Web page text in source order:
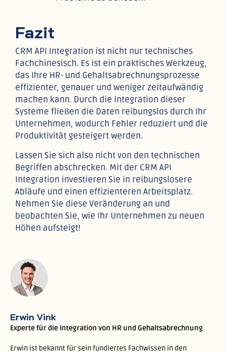
Fazit
CRM API Integration ist nicht nur technisches
Fachchinesisch. Es ist ein praktisches Werkzeug,
das Ihre HR- und Gehaltsabrechnungsprozesse
effizienter, genauer und weniger zeitaufwändig
machen kann. Durch die Integration dieser
Systeme fließen die Daten reibungslos durch Ihr
Unternehmen, wodurch Fehler reduziert und die
Produktivität gesteigert werden.
Lassen Sie sich also nicht von den technischen
Begriffen abschrecken. Mit der CRM API
Integration investieren Sie in reibungslosere
Abläufe und einen effizienteren Arbeitsplatz.
Nehmen Sie diese Veränderung an und
beobachten Sie, wie Ihr Unternehmen zu neuen
Höhen aufsteigt!
Erwin Vink
Experte für die Integration von HR und Gehaltsabrechnung
Erwin ist bekannt für sein fundiertes Fachwissen in den